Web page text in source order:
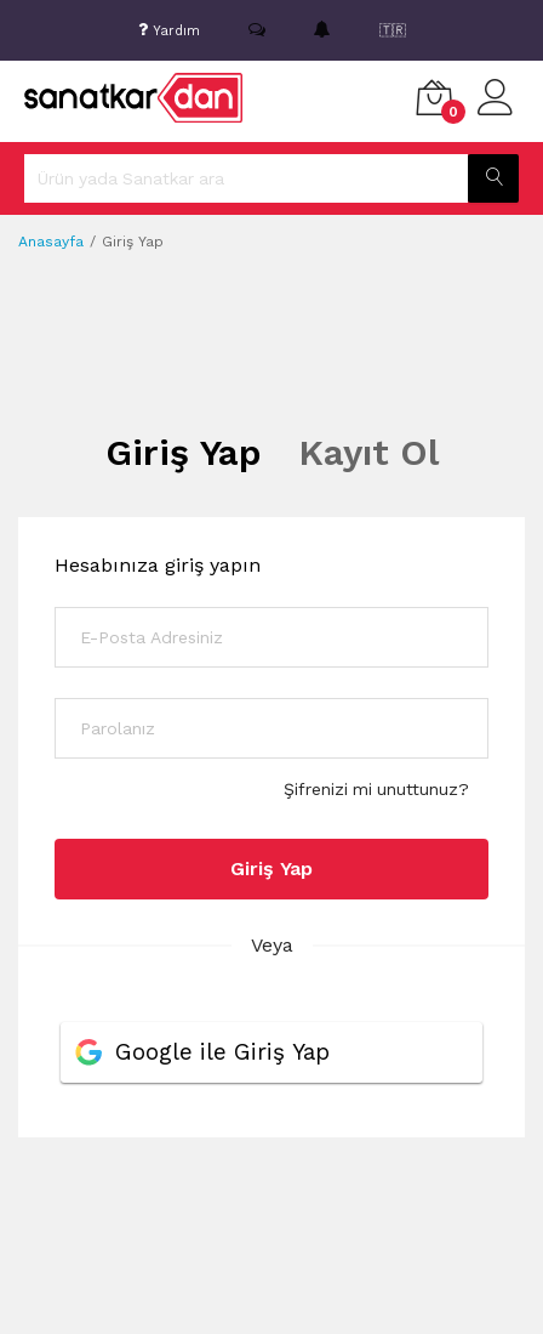
Yardım 🇹🇷
0
Anasayfa Giriş Yap
Giriş Yap Kayıt Ol
Hesabınıza giriş yapın
Şifrenizi mi unuttunuz?
Giriş Yap
Veya
Google ile Giriş Yap